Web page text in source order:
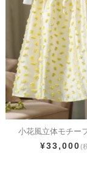
小花風立体モチー
¥33,000(